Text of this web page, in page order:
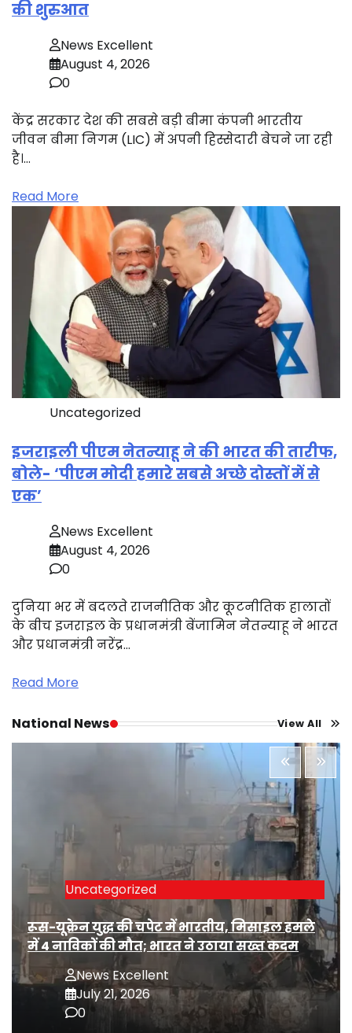
की शुरुआत
News Excellent
August 4, 2026
0
केंद्र सरकार देश की सबसे बड़ी बीमा कंपनी भारतीय
जीवन बीमा निगम (LIC) में अपनी हिस्सेदारी बेचने जा रही
है।…
Read More
Uncategorized
इजराइली पीएम नेतन्याहू ने की भारत की तारीफ,
बोले- ‘पीएम मोदी हमारे सबसे अच्छे दोस्तों में से
एक’
News Excellent
August 4, 2026
0
दुनिया भर में बदलते राजनीतिक और कूटनीतिक हालातों
के बीच इजराइल के प्रधानमंत्री बेंजामिन नेतन्याहू ने भारत
और प्रधानमंत्री नरेंद्र…
Read More
National News View All
Uncategorized
रूस-यूक्रेन युद्ध की चपेट में भारतीय, मिसाइल हमले
में 4 नाविकों की मौत; भारत ने उठाया सख्त कदम
News Excellent
July 21, 2026
0